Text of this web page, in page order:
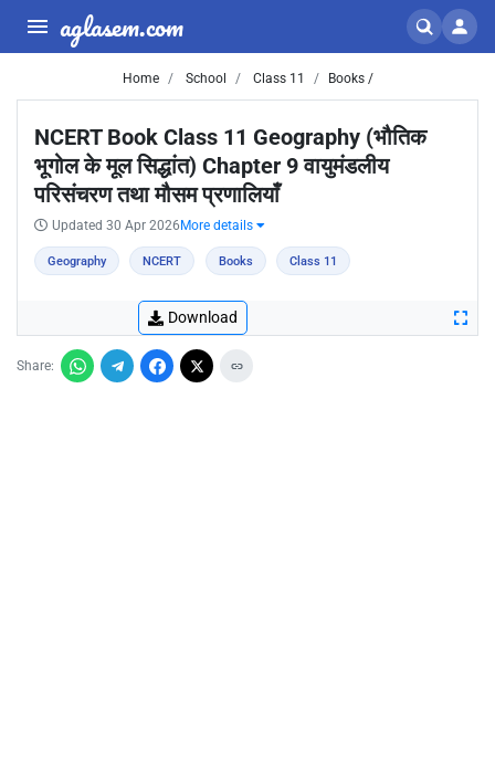
aglasem.com
Home School Class 11 Books /
NCERT Book Class 11 Geography (भौतिक
भूगोल के मूल सिद्धांत) Chapter 9 वायुमंडलीय
परिसंचरण तथा मौसम प्रणालियाँ
Updated 30 Apr 2026 More details
Geography NCERT Books Class 11
Download
Share: